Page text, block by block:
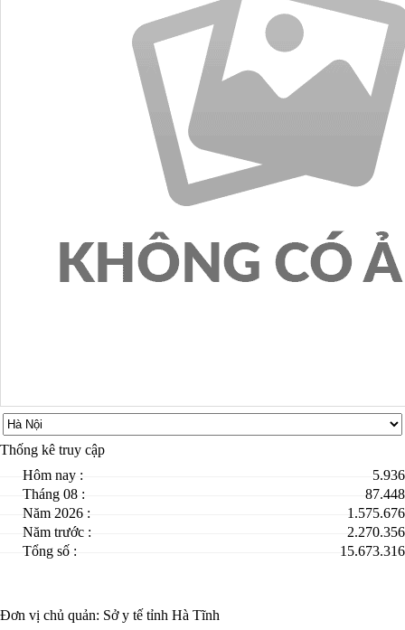
Thống kê truy cập
Hôm nay :
5.936
Tháng 08 :
87.448
Năm 2026 :
1.575.676
Năm trước :
2.270.356
Tổng số :
15.673.316
Đơn vị chủ quản: Sở y tế tỉnh Hà Tĩnh